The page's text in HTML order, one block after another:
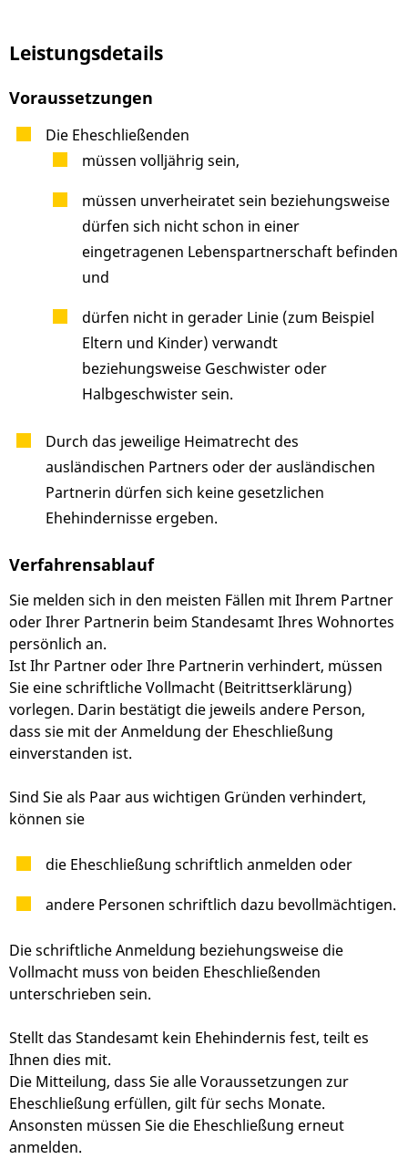
Leistungsdetails
Voraussetzungen
Die Eheschließenden
müssen volljährig sein,
müssen unverheiratet sein beziehungsweise
dürfen sich nicht schon in einer
eingetragenen Lebenspartnerschaft befinden
und
dürfen nicht in gerader Linie (zum Beispiel
Eltern und Kinder) verwandt
beziehungsweise Geschwister oder
Halbgeschwister sein.
Durch das jeweilige Heimatrecht des
ausländischen Partners oder der ausländischen
Partnerin dürfen sich keine gesetzlichen
Ehehindernisse ergeben.
Verfahrensablauf
Sie melden sich in den meisten Fällen mit Ihrem Partner
oder Ihrer Partnerin beim Standesamt Ihres Wohnortes
persönlich an.
Ist Ihr Partner oder Ihre Partnerin verhindert, müssen
Sie eine schriftliche Vollmacht (Beitrittserklärung)
vorlegen. Darin bestätigt die jeweils andere Person,
dass sie mit der Anmeldung der Eheschließung
einverstanden ist.
Sind Sie als Paar aus wichtigen Gründen verhindert,
können sie
die Eheschließung schriftlich anmelden oder
andere Personen schriftlich dazu bevollmächtigen.
Die schriftliche Anmeldung beziehungsweise die
Vollmacht muss von beiden Eheschließenden
unterschrieben sein.
Stellt das Standesamt kein Ehehindernis fest, teilt es
Ihnen dies mit.
Die Mitteilung, dass Sie alle Voraussetzungen zur
Eheschließung erfüllen, gilt für sechs Monate.
Ansonsten müssen Sie die Eheschließung erneut
anmelden.